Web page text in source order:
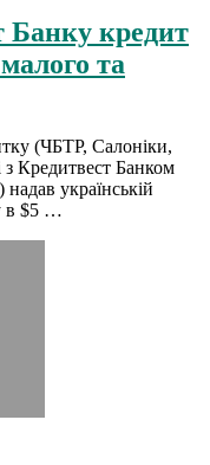
Банку кредит
та
(ЧБТР, Салоніки,
з Кредитвест Банком
українській
в $5 …